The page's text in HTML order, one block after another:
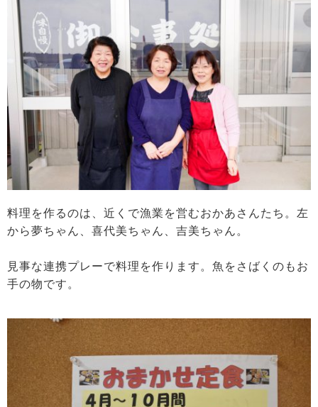
料理を作るのは、近くで漁業を営むおかあさんたち。左
から夢ちゃん、喜代美ちゃん、吉美ちゃん。
見事な連携プレーで料理を作ります。魚をさばくのもお
手の物です。